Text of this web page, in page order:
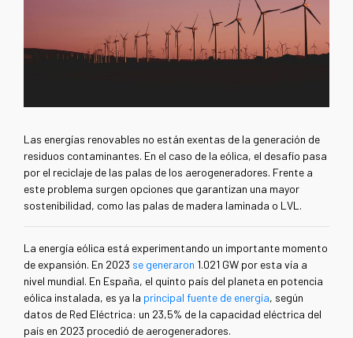
Las energías renovables no están exentas de la generación de
residuos contaminantes. En el caso de la eólica, el desafío pasa
por el reciclaje de las palas de los aerogeneradores. Frente a
este problema surgen opciones que garantizan una mayor
sostenibilidad, como las palas de madera laminada o LVL.
La energía eólica está experimentando un importante momento
de expansión. En 2023 se generaron 1.021 GW por esta vía a
nivel mundial. En España, el quinto país del planeta en potencia
eólica instalada, es ya la principal fuente de energía, según
datos de Red Eléctrica: un 23,5% de la capacidad eléctrica del
país en 2023 procedió de aerogeneradores.